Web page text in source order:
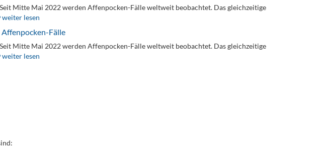
Mitte Mai 2022 werden Affenpocken-Fälle weltweit beobachtet. Das gleichzeitige
weiter lesen
Fälle
Mitte Mai 2022 werden Affenpocken-Fälle weltweit beobachtet. Das gleichzeitige
weiter lesen